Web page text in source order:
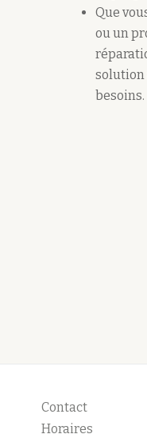
Que
ou un
solution
besoins.
Contact
Horaires